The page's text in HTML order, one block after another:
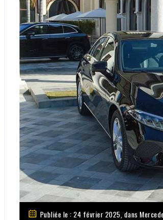
Publiée le : 24 février 2025, dans